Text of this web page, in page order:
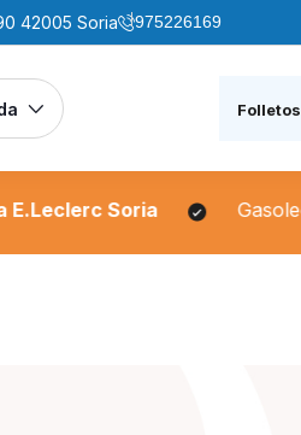
42005 Soria 975226169
Folletos
Gasoleo A1,669 €/L